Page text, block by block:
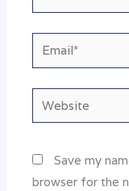
Email*
Website
Save my
browser for the